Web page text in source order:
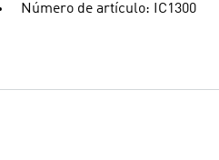
Número de artículo: IC1300